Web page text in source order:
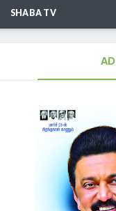
SHABA TV
AD